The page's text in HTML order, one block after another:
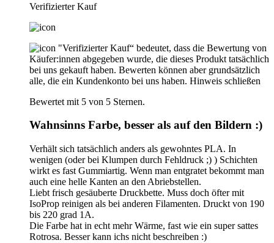
Verifizierter Kauf
"Verifizierter Kauf“ bedeutet, dass die Bewertung von
Käufer:innen abgegeben wurde, die dieses Produkt tatsächlich
bei uns gekauft haben. Bewerten können aber grundsätzlich
alle, die ein Kundenkonto bei uns haben. Hinweis schließen
Bewertet mit 5 von 5 Sternen.
Wahnsinns Farbe, besser als auf den Bildern :)
Verhält sich tatsächlich anders als gewohntes PLA. In
wenigen (oder bei Klumpen durch Fehldruck ;) ) Schichten
wirkt es fast Gummiartig. Wenn man entgratet bekommt man
auch eine helle Kanten an den Abriebstellen.
Liebt frisch gesäuberte Druckbette. Muss doch öfter mit
IsoProp reinigen als bei anderen Filamenten. Druckt von 190
bis 220 grad 1A.
Die Farbe hat in echt mehr Wärme, fast wie ein super sattes
Rotrosa. Besser kann ichs nicht beschreiben :)